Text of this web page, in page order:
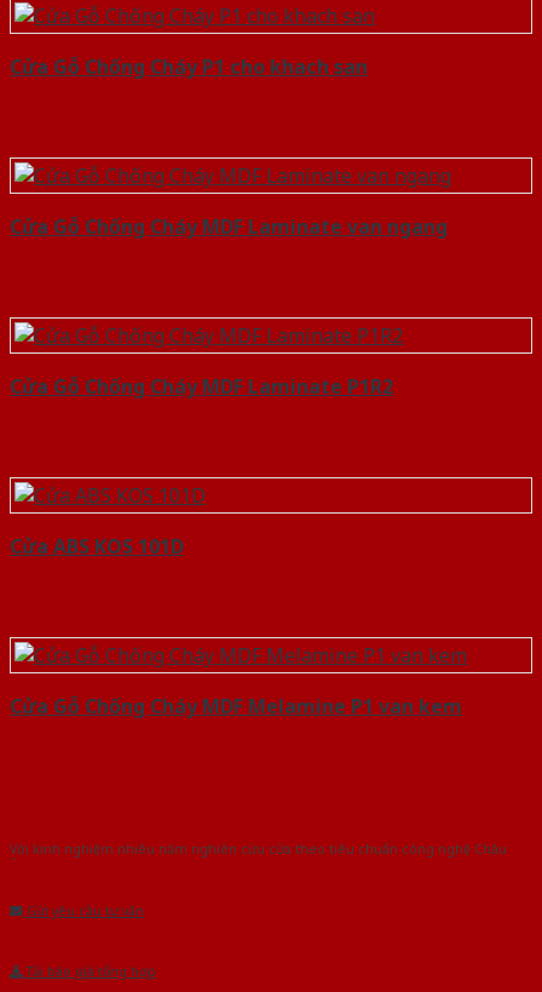
Cửa Gỗ Chống Cháy P1 cho khach san
Cửa Gỗ Chống Cháy MDF Laminate van ngang
Cửa Gỗ Chống Cháy MDF Laminate P1R2
Cửa ABS KOS 101D
Cửa Gỗ Chống Cháy MDF Melamine P1 van kem
Với kinh nghiệm nhiêu năm nghiên cứu cửa theo tiêu chuẩn công nghệ Châu
Gửi yêu cầu tư vấn
Tải báo giá tổng hợp